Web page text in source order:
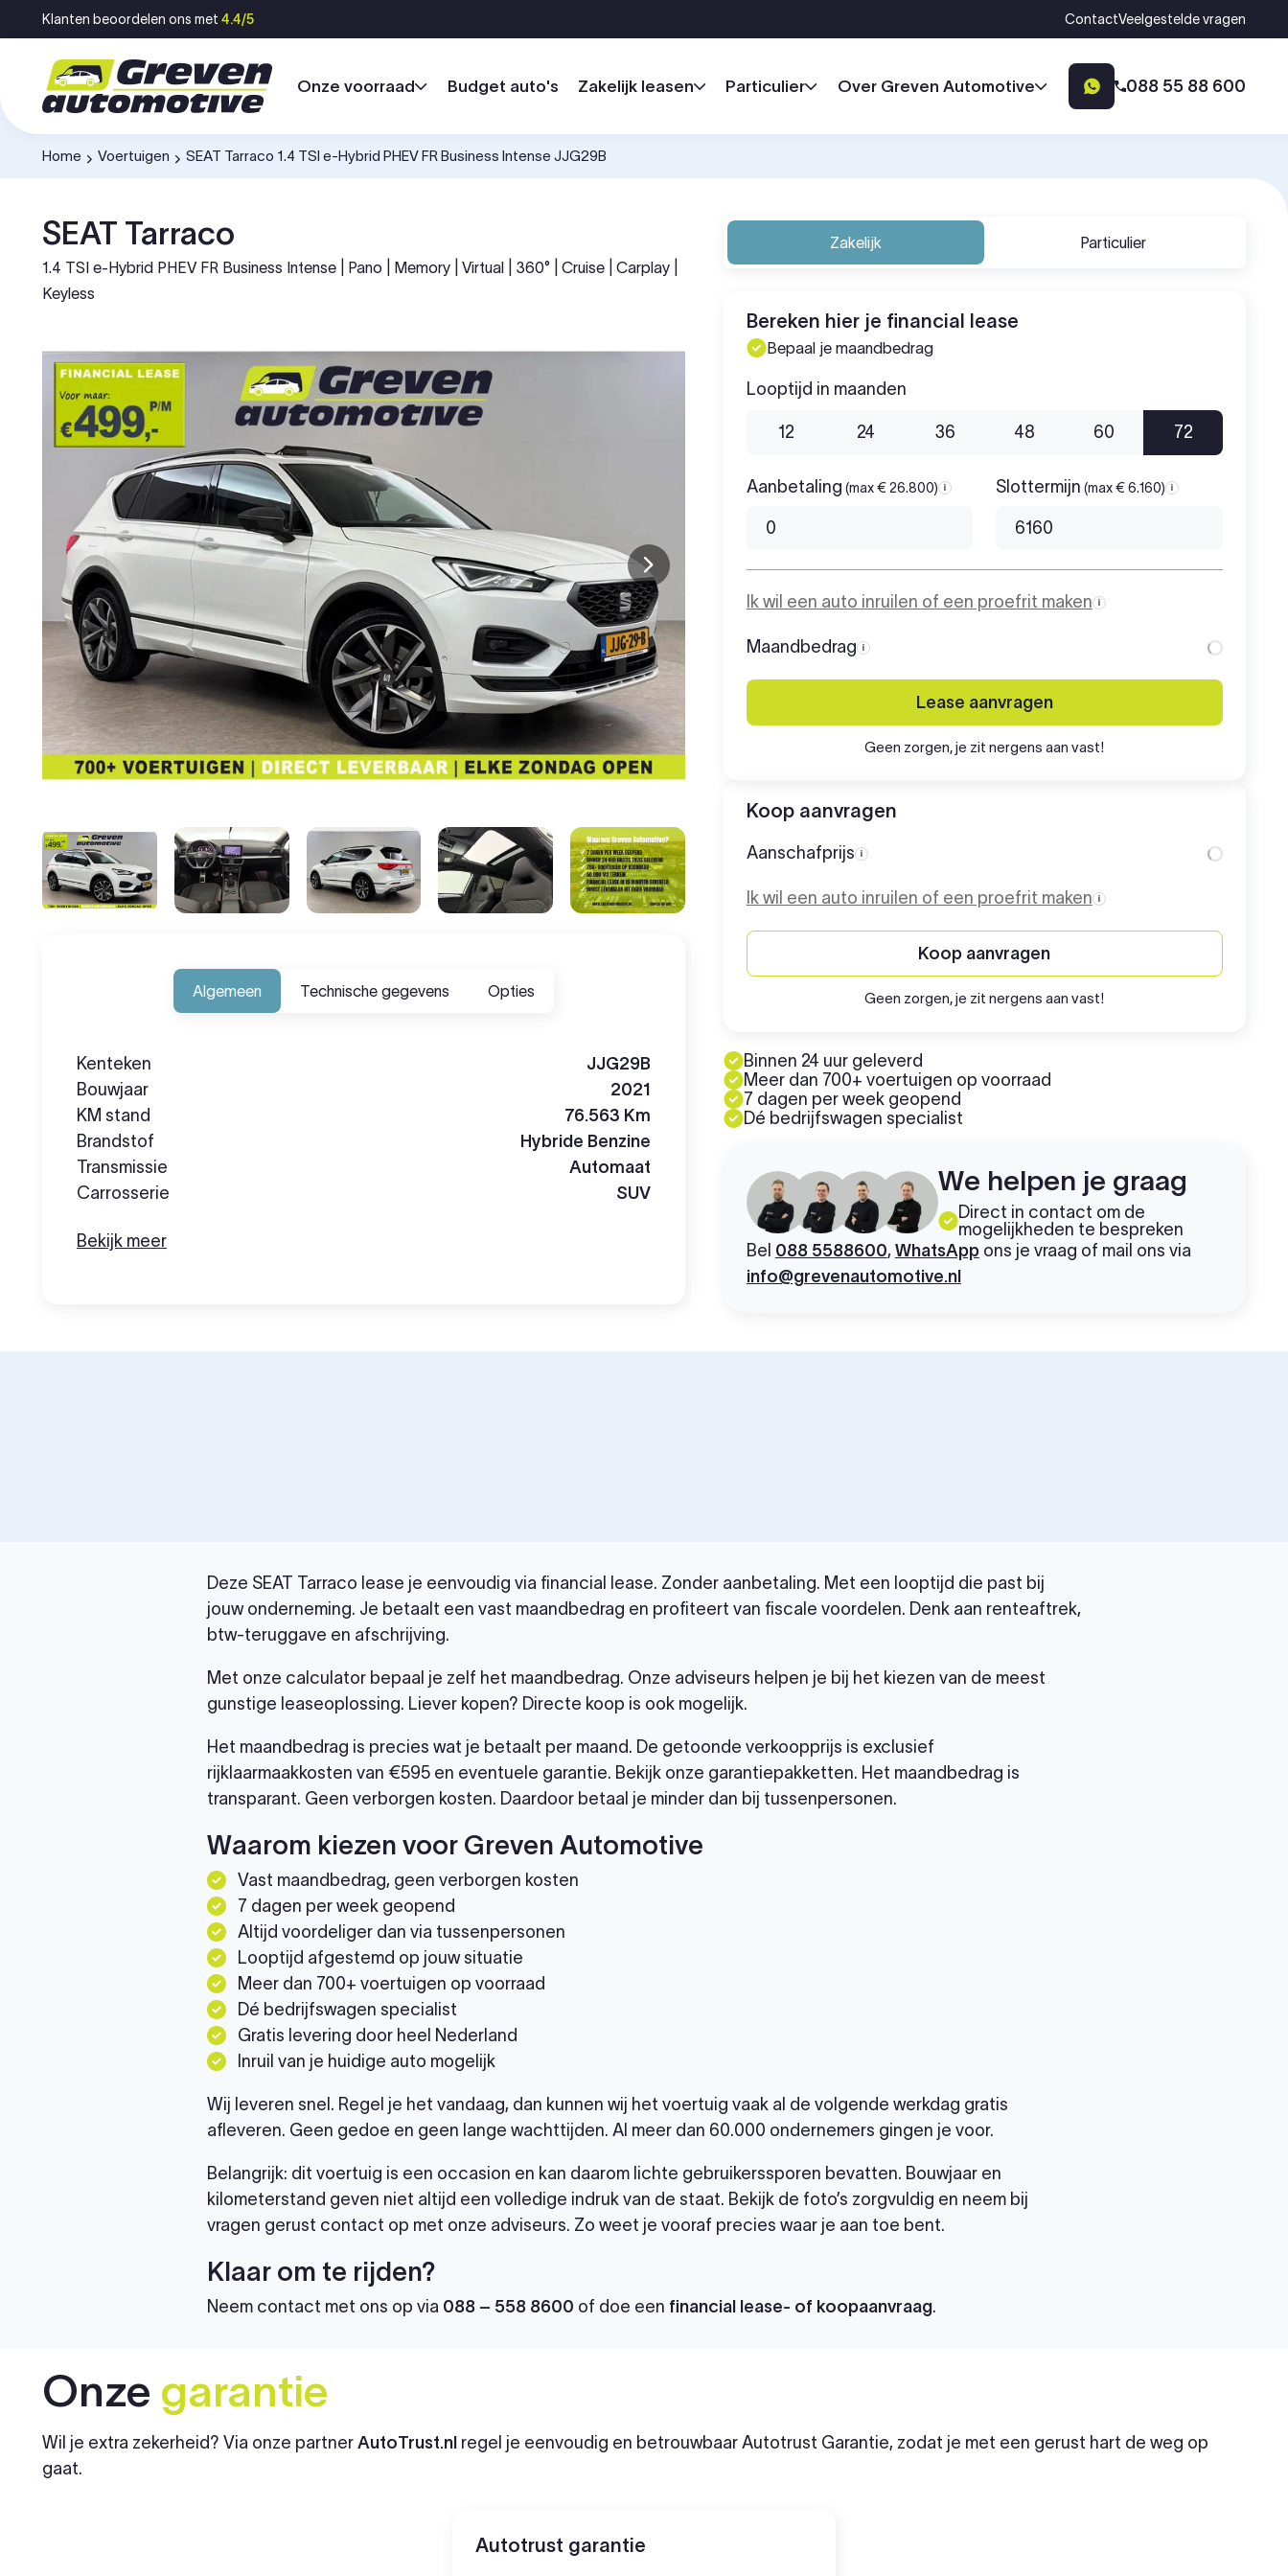
Ga naar inhoud
Klanten beoordelen ons met 4.4/5 ContactVeelgestelde vragen
Onze voorraad Budget auto's Zakelijk leasen Particulier Over Greven Automotive 088 55 88 600
Home
-
Voertuigen
-
SEAT Tarraco 1.4 TSI e-Hybrid PHEV FR Business Intense JJG29B
SEAT Tarraco
1.4 TSI e-Hybrid PHEV FR Business Intense | Pano | Memory | Virtual | 360° | Cruise | Carplay |
Keyless
Zakelijk Particulier
Bereken hier je financial lease
Bepaal je maandbedrag
Looptijd in maanden
12 24 36 48 60 72
Aanbetaling (max € 26.800) AanbetalingSlottermijn (max € 6.160) Slottermijn
Ik wil een auto inruilen of een proefrit maken
Maandbedrag Maandbedrag
Lease aanvragen
Geen zorgen, je zit nergens aan vast!
Koop aanvragen
Aanschafprijs Aanschafprijs
Ik wil een auto inruilen of een proefrit maken
Koop aanvragen
Geen zorgen, je zit nergens aan vast!
Binnen 24 uur geleverd
Meer dan 700+ voertuigen op voorraad
7 dagen per week geopend
Dé bedrijfswagen specialist
We helpen je graag
Direct in contact om de
mogelijkheden te bespreken
Bel 088 5588600, WhatsAppons je vraag of mail ons via
info@grevenautomotive.nl
Algemeen Technische gegevens Opties
Kenteken
JJG29B
Bouwjaar
2021
KM stand
76.563 Km
Brandstof
Hybride Benzine
Transmissie
Automaat
Carrosserie
SUV
Bekijk meer
Deze SEAT Tarraco lease je eenvoudig via financial lease. Zonder aanbetaling. Met een looptijd die past bij
jouw onderneming. Je betaalt een vast maandbedrag en profiteert van fiscale voordelen. Denk aan renteaftrek,
btw-teruggave en afschrijving.
Met onze calculator bepaal je zelf het maandbedrag. Onze adviseurs helpen je bij het kiezen van de meest
gunstige leaseoplossing. Liever kopen? Directe koop is ook mogelijk.
Het maandbedrag is precies wat je betaalt per maand. De getoonde verkoopprijs is exclusief
rijklaarmaakkosten van €595 en eventuele garantie. Bekijk onze garantiepakketten. Het maandbedrag is
transparant. Geen verborgen kosten. Daardoor betaal je minder dan bij tussenpersonen.
Waarom kiezen voor Greven Automotive
Vast maandbedrag, geen verborgen kosten
7 dagen per week geopend
Altijd voordeliger dan via tussenpersonen
Looptijd afgestemd op jouw situatie
Meer dan 700+ voertuigen op voorraad
Dé bedrijfswagen specialist
Gratis levering door heel Nederland
Inruil van je huidige auto mogelijk
Wij leveren snel. Regel je het vandaag, dan kunnen wij het voertuig vaak al de volgende werkdag gratis
afleveren. Geen gedoe en geen lange wachttijden. Al meer dan 60.000 ondernemers gingen je voor.
Belangrijk: dit voertuig is een occasion en kan daarom lichte gebruikerssporen bevatten. Bouwjaar en
kilometerstand geven niet altijd een volledige indruk van de staat. Bekijk de foto’s zorgvuldig en neem bij
vragen gerust contact op met onze adviseurs. Zo weet je vooraf precies waar je aan toe bent.
Klaar om te rijden?
Neem contact met ons op via 088 – 558 8600 of doe een financial lease- of koopaanvraag.
Onze garantie
Wil je extra zekerheid? Via onze partner AutoTrust.nlregel je eenvoudig en betrouwbaar Autotrust Garantie, zodat je met een gerust hart de weg op
gaat.
Autotrust garantie